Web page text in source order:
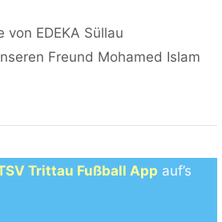
von EDEKA Süllau
Freund Mohamed Islam
Trittau Fußball App auf’s